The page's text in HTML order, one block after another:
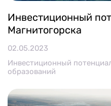
Инвестиционный
Магнитогорска
02.05.2023
Инвестиционный
образований